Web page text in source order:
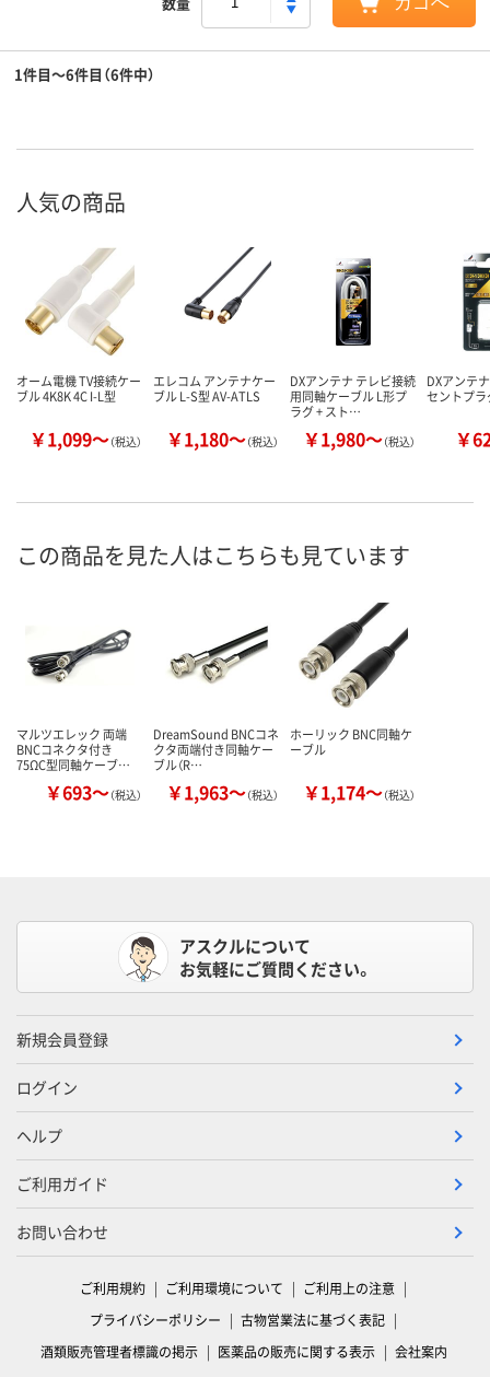
1件目～6件目（6件中）
人気の商品
オーム電機 TV接続ケー
ブル 4K8K 4C I-L型
￥1,099～（税込）
エレコム アンテナケー
ブル L-S型 AV-ATLS
￥1,180～（税込）
DXアンテナ テレビ接続
用同軸ケーブル L形プ
ラグ + スト…
￥1,980～（税込）
DXアンテ
セントプラ
￥
この商品を見た人はこちらも見ています
マルツエレック 両端
BNCコネクタ付き
75ΩC型同軸ケーブ…
￥693～（税込）
DreamSound BNCコネ
クタ両端付き同軸ケー
ブル（R…
￥1,963～（税込）
ホーリック BNC同軸ケ
ーブル
￥1,174～（税込）
アスクルについて
お気軽にご質問ください。
新規会員登録
ログイン
ヘルプ
ご利用ガイド
お問い合わせ
ご利用規約 ご利用環境について
ご利用上の注意
プライバシーポリシー
古物営業法に基づく表記
酒類販売管理者標識の掲示
医薬品の販売に関する表示 会社案内